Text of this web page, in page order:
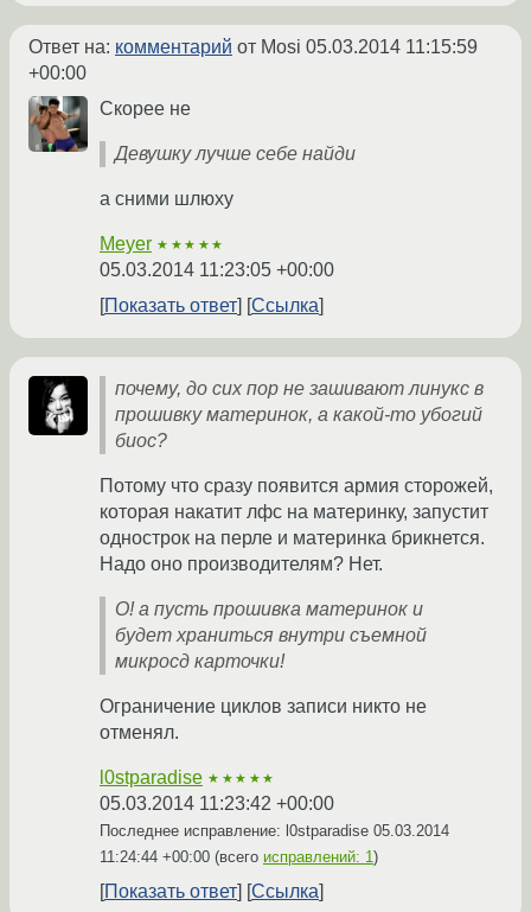
Ответ на: комментарий от Mosi 05.03.2014 11:15:59
+00:00
Скорее не
Девушку лучше себе найди
а сними шлюху
Meyer ★★★★★
05.03.2014 11:23:05 +00:00
Показать ответ
Ссылка
почему, до сих пор не зашивают линукс в
прошивку материнок, а какой-то убогий
биос?
Потому что сразу появится армия сторожей,
которая накатит лфс на материнку, запустит
однострок на перле и материнка брикнется.
Надо оно производителям? Нет.
О! а пусть прошивка материнок и
будет храниться внутри съемной
микросд карточки!
Ограничение циклов записи никто не
отменял.
l0stparadise ★★★★★
05.03.2014 11:23:42 +00:00
Последнее исправление: l0stparadise 05.03.2014
11:24:44 +00:00 (всего исправлений: 1)
Показать ответ Ссылка